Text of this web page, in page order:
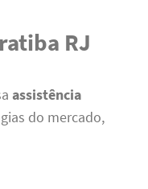
RJ
assistência
do mercado,